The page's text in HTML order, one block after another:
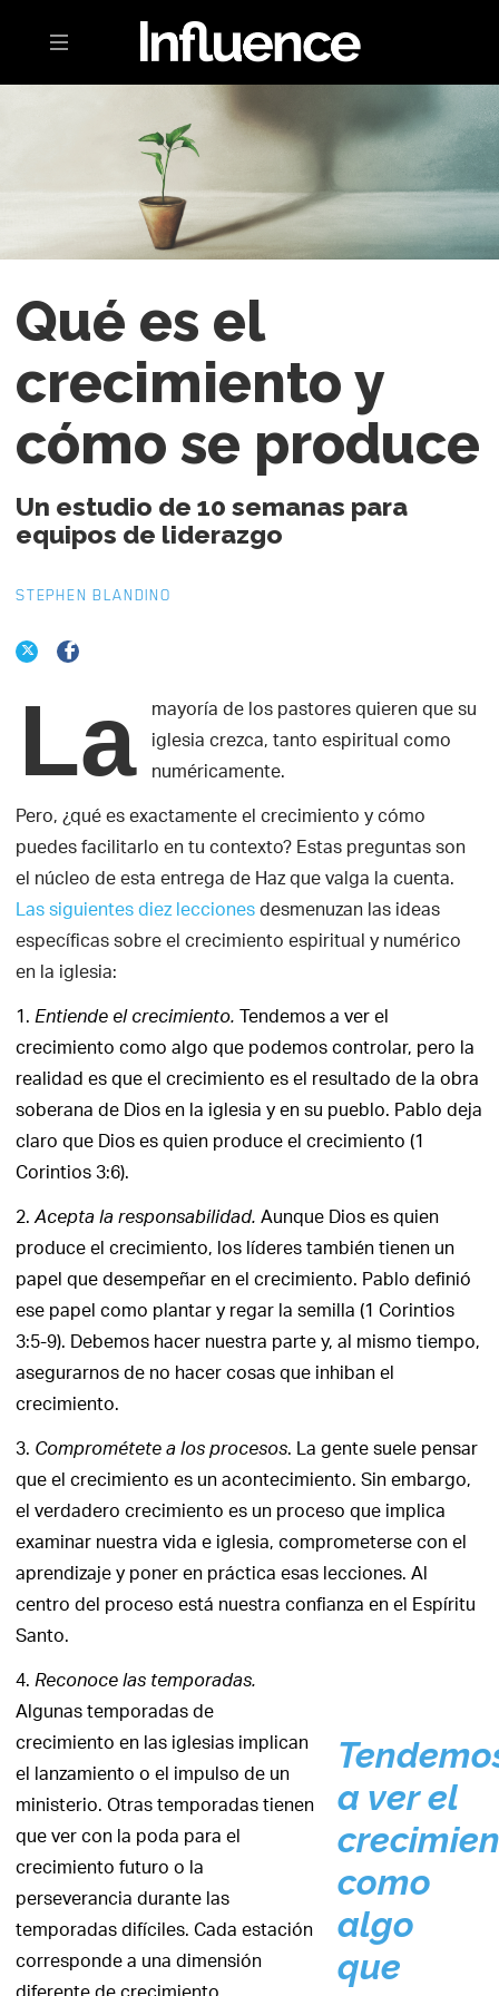
Toggle navigation
Qué es el
crecimiento y
cómo se produce
Un estudio de 10 semanas para
equipos de liderazgo
STEPHEN BLANDINO
La mayoría de los pastores quieren que su
iglesia crezca, tanto espiritual como
numéricamente.
Pero, ¿qué es exactamente el crecimiento y cómo
puedes facilitarlo en tu contexto? Estas preguntas son
el núcleo de esta entrega de Haz que valga la cuenta.
Las siguientes diez leccionesdesmenuzan las ideas
específicas sobre el crecimiento espiritual y numérico
en la iglesia:
1.Entiende el crecimiento.Tendemos a ver el
crecimiento como algo que podemos controlar, pero la
realidad es que el crecimiento es el resultado de la obra
soberana de Dios en la iglesia y en su pueblo. Pablo deja
claro que Dios es quien produce el crecimiento (1
Corintios 3:6).
2.Acepta la responsabilidad.Aunque Dios es quien
produce el crecimiento, los líderes también tienen un
papel que desempeñar en el crecimiento. Pablo definió
ese papel como plantar y regar la semilla (1 Corintios
3:5-9). Debemos hacer nuestra parte y, al mismo tiempo,
asegurarnos de no hacer cosas que inhiban el
crecimiento.
3.Comprométete a los procesos. La gente suele pensar
que el crecimiento es un acontecimiento. Sin embargo,
el verdadero crecimiento es un proceso que implica
examinar nuestra vida e iglesia, comprometerse con el
aprendizaje y poner en práctica esas lecciones. Al
centro del proceso está nuestra confianza en el Espíritu
Santo.
a ver el
como
algo
que
4.Reconoce las temporadas.
Algunas temporadas de
crecimiento en las iglesias implican
el lanzamiento o el impulso de un
ministerio. Otras temporadas tienen
que ver con la poda para el
crecimiento futuro o la
perseverancia durante las
temporadas difíciles. Cada estación
corresponde a una dimensión